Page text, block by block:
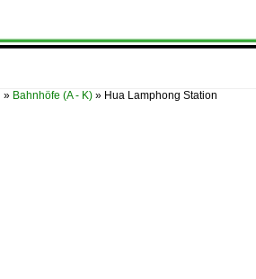
» Bahnhöfe (A - K) » Hua Lamphong Station